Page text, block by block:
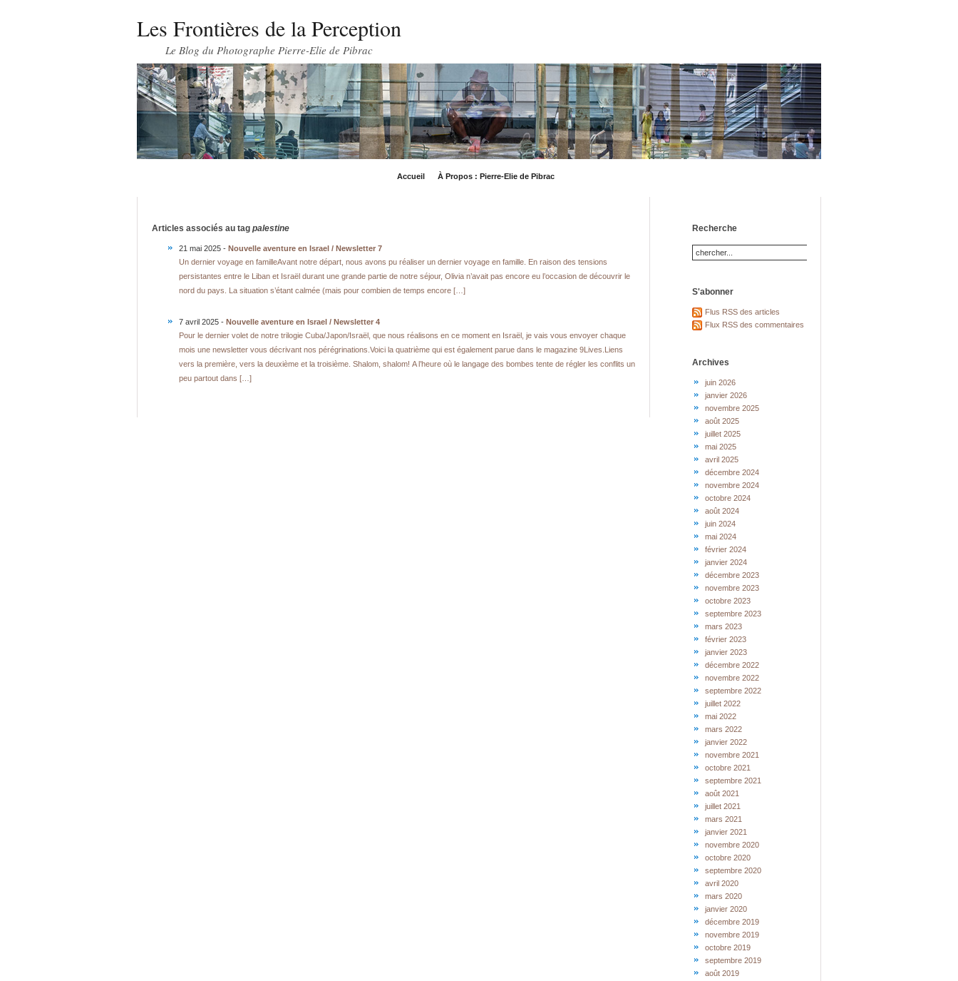
Les Frontières de la Perception
Le Blog du Photographe Pierre-Elie de Pibrac
Accueil À Propos : Pierre-Elie de Pibrac
Articles associés au tag palestine
21 mai 2025 - Nouvelle aventure en Israel / Newsletter 7
Un dernier voyage en familleAvant notre départ, nous avons pu réaliser un dernier voyage en famille. En raison des tensions
persistantes entre le Liban et Israël durant une grande partie de notre séjour, Olivia n’avait pas encore eu l’occasion de découvrir le
nord du pays. La situation s’étant calmée (mais pour combien de temps encore […]
7 avril 2025 - Nouvelle aventure en Israel / Newsletter 4
Pour le dernier volet de notre trilogie Cuba/Japon/Israël, que nous réalisons en ce moment en Israël, je vais vous envoyer chaque
mois une newsletter vous décrivant nos pérégrinations.Voici la quatrième qui est également parue dans le magazine 9Lives.Liens
vers la première, vers la deuxième et la troisième. Shalom, shalom! A l’heure où le langage des bombes tente de régler les conflits un
peu partout dans […]
Recherche
S'abonner
Flus RSS des articles
Flux RSS des commentaires
Archives
juin 2026
janvier 2026
novembre 2025
août 2025
juillet 2025
mai 2025
avril 2025
décembre 2024
novembre 2024
octobre 2024
août 2024
juin 2024
mai 2024
février 2024
janvier 2024
décembre 2023
novembre 2023
octobre 2023
septembre 2023
mars 2023
février 2023
janvier 2023
décembre 2022
novembre 2022
septembre 2022
juillet 2022
mai 2022
mars 2022
janvier 2022
novembre 2021
octobre 2021
septembre 2021
août 2021
juillet 2021
mars 2021
janvier 2021
novembre 2020
octobre 2020
septembre 2020
avril 2020
mars 2020
janvier 2020
décembre 2019
novembre 2019
octobre 2019
septembre 2019
août 2019